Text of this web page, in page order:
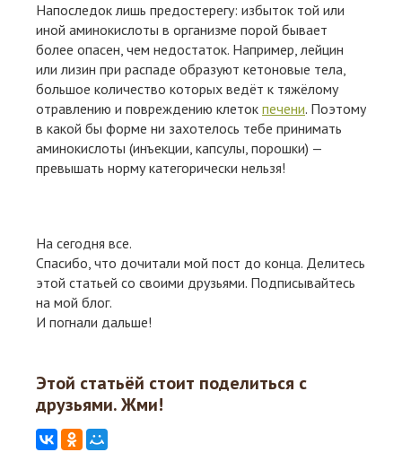
Напоследок лишь предостерегу: избыток той или
иной аминокислоты в организме порой бывает
более опасен, чем недостаток. Например, лейцин
или лизин при распаде образуют кетоновые тела,
большое количество которых ведёт к тяжёлому
отравлению и повреждению клеток печени. Поэтому
в какой бы форме ни захотелось тебе принимать
аминокислоты (инъекции, капсулы, порошки) —
превышать норму категорически нельзя!
На сегодня все.
Спасибо, что дочитали мой пост до конца. Делитесь
этой статьей со своими друзьями. Подписывайтесь
на мой блог.
И погнали дальше!
Этой статьёй стоит поделиться с
друзьями. Жми!